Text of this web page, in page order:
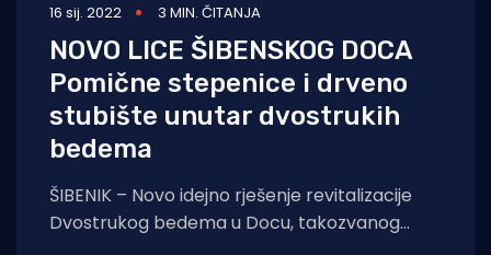
16 sij. 2022 3 MIN. ČITANJA
NOVO LICE ŠIBENSKOG DOCA
Pomične stepenice i drveno
stubište unutar dvostrukih
bedema
ŠIBENIK – Novo idejno rješenje revitalizacije
Dvostrukog bedema u Docu, takozvanog